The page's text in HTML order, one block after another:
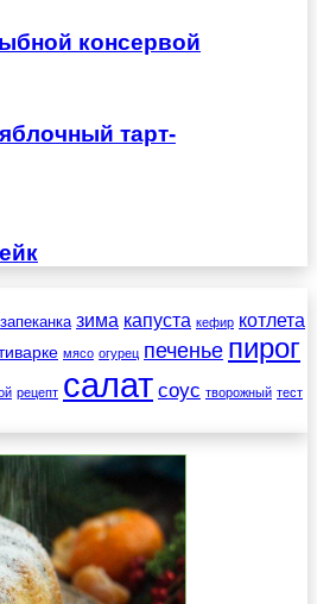
консервой
тарт-
запеканка зима капуста кефир котлета
мясо огурец печенье пирог
рецепт салат соус творожный тест